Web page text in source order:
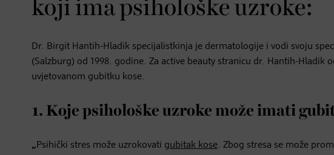
koji ima psihološke uzroke:
Dr. Birgit Hantih-Hladik specijalistkinja je dermatologije i vodi svoju
(Salzburg) od 1998. godine. Za active beauty stranicu dr. Hantih-Hladik
uvjetovanom gubitku kose.
1. Koje psihološke uzroke može imati
„Psihički stres može uzrokovati gubitak kose. Zbog stresa se može